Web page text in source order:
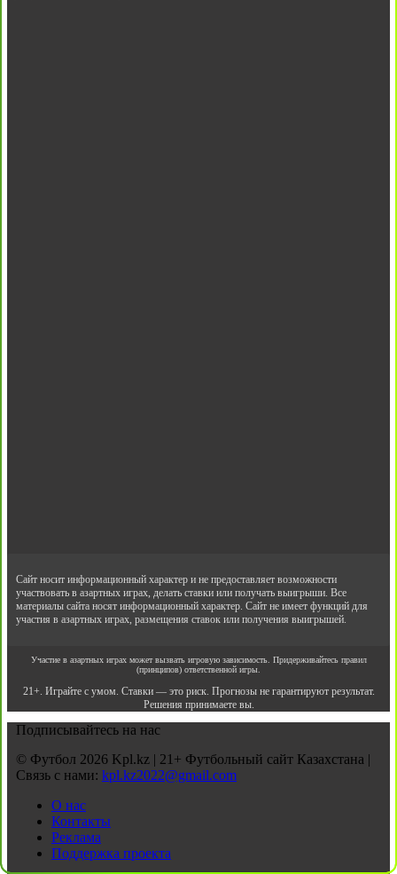
Сайт носит информационный характер и не предоставляет возможности
участвовать в азартных играх, делать ставки или получать выигрыши. Все
материалы сайта носят информационный характер. Сайт не имеет функций для
участия в азартных играх, размещения ставок или получения выигрышей.
Участие в азартных играх может вызвать игровую зависимость. Придерживайтесь правил
(принципов) ответственной игры.
21+. Играйте с умом. Ставки — это риск. Прогнозы не гарантируют результат.
Решения принимаете вы.
Подписывайтесь на нас
© Футбол 2026 Kpl.kz | 21+ Футбольный сайт Казахстана |
Связь с нами: kpl.kz2022@gmail.com
О нас
Контакты
Реклама
Поддержка проекта